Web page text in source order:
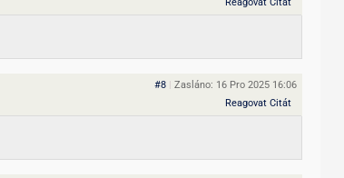
#8 | Zasláno: 16 Pro 2025 16:06
Reagovat Citát